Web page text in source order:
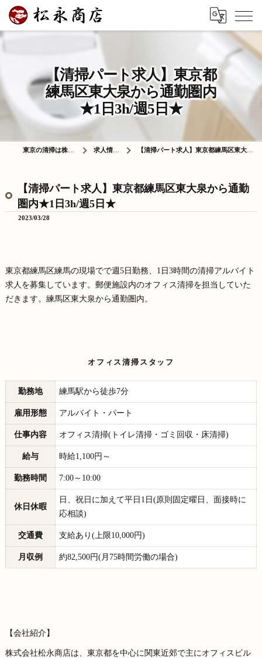
【清掃パート求人】東京都
練馬区東大泉から通勤圏内
★1日3h/週5日★
東京の清掃は株式会社松永商店 求人情報ブログ 【清掃パート求人】東京都練馬区東大泉から通勤圏内★1日3h/週5日★
【清掃パート求人】東京都練馬区東大泉から通勤
圏内★1日3h/週5日★
2023/03/28
東京都練馬区練馬の現場でで週5日勤務、1日3時間の清掃アルバイト
求人を募集しています。郵便施設内のオフィス清掃を担当していた
だきます。練馬区東大泉から通勤圏内。
オフィス清掃スタッフ
勤務地 練馬駅から徒歩7分
雇用形態 アルバイト・パート
仕事内容 オフィス清掃(トイレ清掃・ゴミ回収・床清掃)
給与 時給1,100円～
勤務時間 7:00～10:00
休日休暇
日、祝日に加えて平日1日(原則固定曜日、面接時に
応相談)
交通費 支給あり(上限10,000円)
月収例 約82,500円(月75時間労働の場合)
【会社紹介】
株式会社松永商店は、東京都を中心に関東近郊で主にオフィスビル